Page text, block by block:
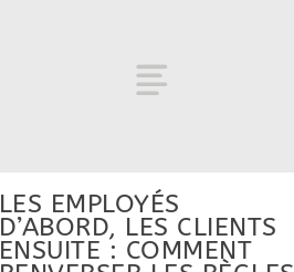
LES EMPLOYÉS
D’ABORD, LES CLIENTS
ENSUITE : COMMENT